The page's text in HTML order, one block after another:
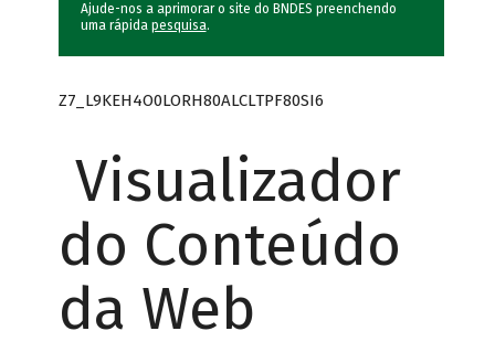
Ajude-nos a aprimorar o site do BNDES preenchendo
uma rápida pesquisa.
Z7_L9KEH4O0LORH80ALCLTPF80SI6
Visualizador
do Conteúdo
da Web